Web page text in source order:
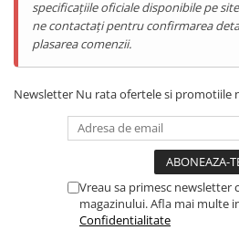
Telefoane Mobile Doogee
Tablete Doogee
Produse Hotwav
Telefoane Mobile Hotwav
Produse Unihertz
Telefoane Mobile Unihertz
Produse Blackview
Telefoane Mobile Blackview
specificațiile oficiale disponibile pe
ne contactați pentru confirmarea
plasarea comenzii.
Newsletter Nu rata ofertele si promotiile
Vreau sa primesc newsletter
magazinului. Afla mai multe
Confidentialitate